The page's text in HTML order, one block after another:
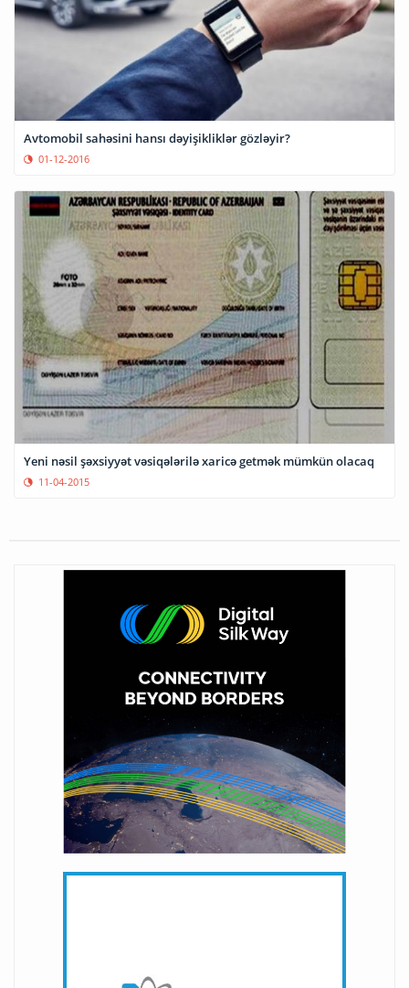
Avtomobil sahəsini hansı dəyişikliklər gözləyir?
01-12-2016
Yeni nəsil şəxsiyyət vəsiqələrilə xaricə getmək mümkün olacaq
11-04-2015